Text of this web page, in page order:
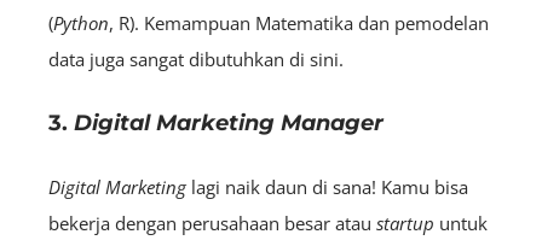
(Python, R). Kemampuan Matematika dan pemodelan
data juga sangat dibutuhkan di sini.
3. Digital Marketing Manager
Digital Marketinglagi naik daun di sana! Kamu bisa
bekerja dengan perusahaan besar atau startup untuk